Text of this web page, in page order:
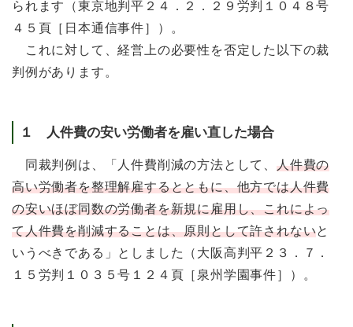
られます（東京地判平２４．２．２９労判１０４８号
４５頁［日本通信事件］）。
これに対して、経営上の必要性を否定した以下の裁
判例があります。
１ 人件費の安い労働者を雇い直した場合
同裁判例は、「人件費削減の方法として、人件費の
高い労働者を整理解雇するとともに、他方では人件費
の安いほぼ同数の労働者を新規に雇用し、これによっ
て人件費を削減することは、原則として許されないと
いうべきである」としました（大阪高判平２３．７．
１５労判１０３５号１２４頁［泉州学園事件］）。